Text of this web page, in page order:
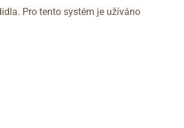
Pro tento systém je užíváno